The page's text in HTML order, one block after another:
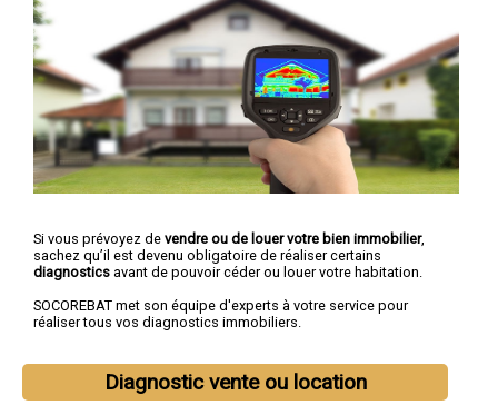
Si vous prévoyez de vendre ou de louer votre bien immobilier,
sachez qu’il est devenu obligatoire de réaliser certains
diagnostics avant de pouvoir céder ou louer votre habitation.
SOCOREBAT met son équipe d'experts à votre service pour
réaliser tous vos diagnostics immobiliers.
Diagnostic vente ou location